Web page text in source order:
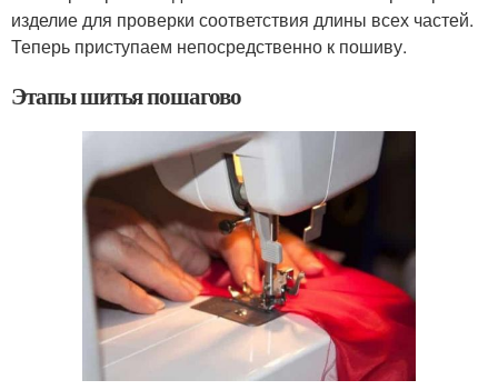
изделие для проверки соответствия длины всех частей.
Теперь приступаем непосредственно к пошиву.
Этапы шитья пошагово